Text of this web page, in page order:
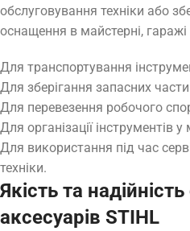
обслуговування техніки або
оснащення в майстерні, гаражі
Для транспортування
Для зберігання запасних
Для перевезення робочого
Для організації інструментів у
Для використання під час
техніки.
Якість та
аксесуарів STIHL